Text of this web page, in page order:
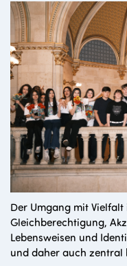
Der Umgang mit Vielfalt
Gleichberechtigung,
Lebensweisen und
und daher auch zentral